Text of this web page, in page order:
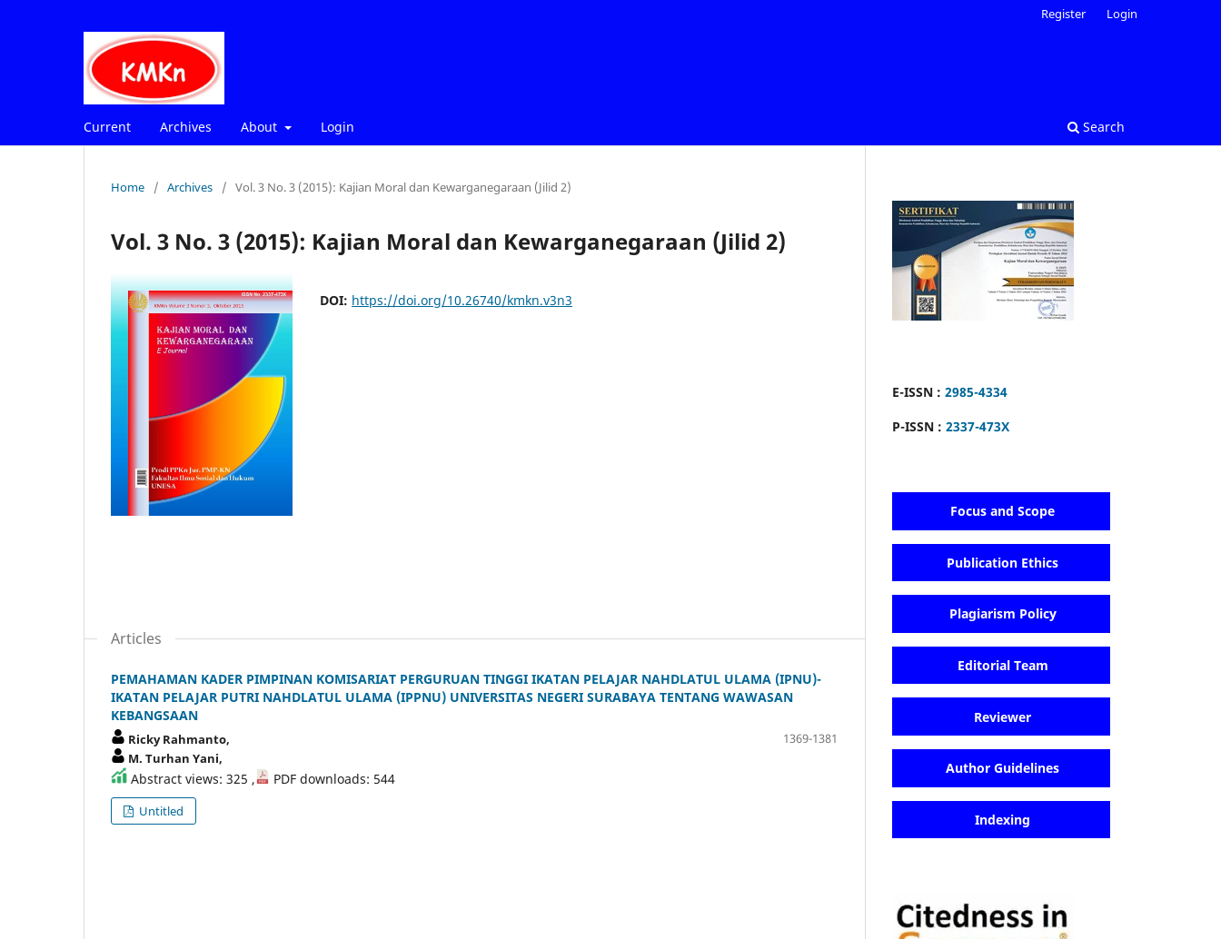
Current Archives About Login Search
Register Login
Home / Archives / Vol. 3 No. 3 (2015): Kajian Moral dan Kewarganegaraan (Jilid 2)
Vol. 3 No. 3 (2015): Kajian Moral dan Kewarganegaraan (Jilid 2)
DOI: https://doi.org/10.26740/kmkn.v3n3
Articles
PEMAHAMAN KADER PIMPINAN KOMISARIAT PERGURUAN TINGGI IKATAN PELAJAR NAHDLATUL ULAMA (IPNU)-
IKATAN PELAJAR PUTRI NAHDLATUL ULAMA (IPPNU) UNIVERSITAS NEGERI SURABAYA TENTANG WAWASAN
KEBANGSAAN
Ricky Rahmanto,
M. Turhan Yani,
1369-1381
Abstract views: 325 , PDF downloads: 544
Untitled
E-ISSN : 2985-4334
P-ISSN : 2337-473X
Focus and Scope
Publication Ethics
Plagiarism Policy
Editorial Team
Reviewer
Author Guidelines
Indexing